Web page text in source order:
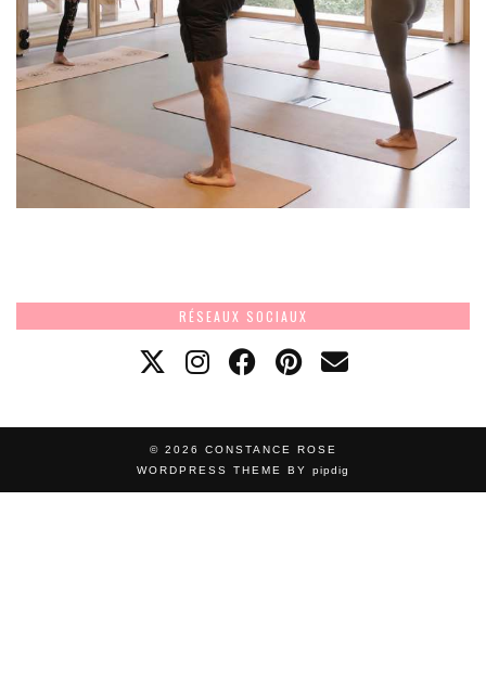
RÉSEAUX SOCIAUX
© 2026 CONSTANCE ROSE
WORDPRESS THEME BY pipdig